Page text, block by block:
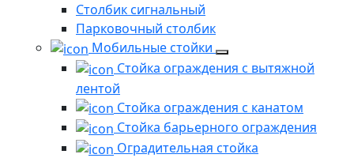
Столбик сигнальный
Парковочный столбик
Мобильные стойки
Стойка ограждения с вытяжной
лентой
Стойка ограждения с канатом
Стойка барьерного ограждения
Оградительная стойка